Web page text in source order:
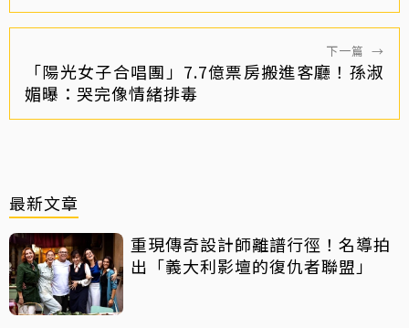
下一篇 →
「陽光女子合唱團」7.7億票房搬進客廳！孫淑
媚曝：哭完像情緒排毒
最新文章
重現傳奇設計師離譜行徑！名導拍
出「義大利影壇的復仇者聯盟」